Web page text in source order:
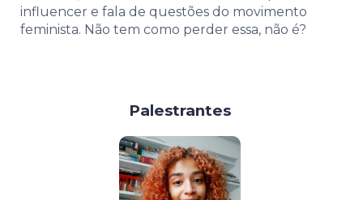
influencer e fala de questões do movimento
feminista. Não tem como perder essa, não é?
Palestrantes